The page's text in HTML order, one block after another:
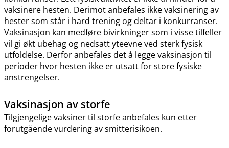
vaksinere hesten. Derimot anbefales ikke vaksinering av
hester som står i hard trening og deltar i konkurranser.
Vaksinasjon kan medføre bivirkninger som i visse tilfeller
vil gi økt ubehag og nedsatt yteevne ved sterk fysisk
utfoldelse. Derfor anbefales det å legge vaksinasjon til
perioder hvor hesten ikke er utsatt for store fysiske
anstrengelser.
Vaksinasjon av storfe
Tilgjengelige vaksiner til storfe anbefales kun etter
forutgående vurdering av smitterisikoen.